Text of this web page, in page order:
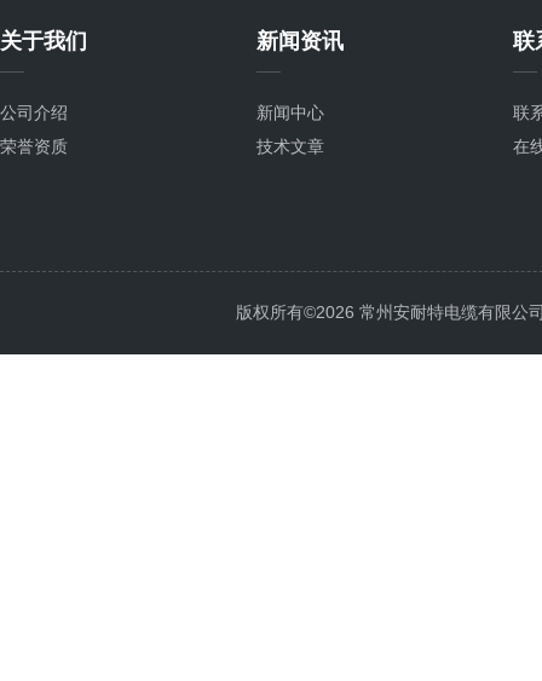
关于我们
公司介绍
荣誉资质
新闻资讯
新闻中心
技术文章
联
联
在
版权所有©2026 常州安耐特电缆有限